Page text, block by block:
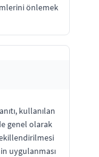
önlemek
kullanılan
genel olarak
uygulanması